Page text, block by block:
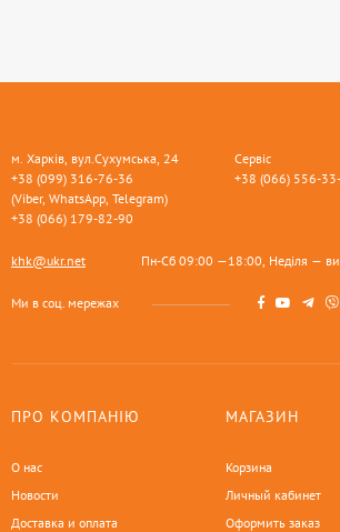
м. Харків, вул.Сухумська, 24
+38 (099) 316-76-36
(Viber, WhatsApp, Telegram)
+38 (066) 179-82-90
Сервіс
+38 (066) 556-
khk@ukr.net Пн-Сб 09:00 —18:00, Неділя —
Ми в соц. мережах
ПРО КОМПАНІЮ
О нас
Новости
Доставка и оплата
МАГАЗИН
Корзина
Личный кабинет
Оформить заказ